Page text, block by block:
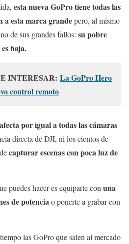
esta nueva GoPro tiene todas las
a esta marca grandepero, al mismo
de sus grandes fallos: su pobre
baja.
INTERESAR: La GoPro Hero
control remoto
por igual a todas las cámaras
directa de DJI, ni los cientos de
capturar escenas con poca luz de
puedes hacer es equiparte con una
de potenciao ponerte a grabar con
las GoPro que salen al mercado